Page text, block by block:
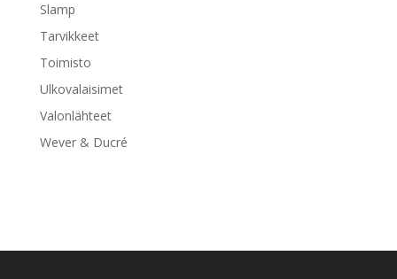
Slamp
Tarvikkeet
Toimisto
Ulkovalaisimet
Valonlähteet
Wever & Ducré